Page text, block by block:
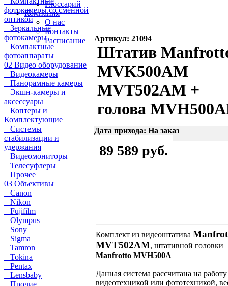
Глоссарий
Компания
О нас
Контакты
Расписание
фотокамеры со сменной
оптикой
Зеркальные
фотокамеры
Компактные
фотоаппараты
02 Видео оборудование
Видеокамеры
Панорамные камеры
Экшн-камеры и
аксессуары
Коптеры и
Комплектующие
Системы
стабилизации и
удержания
Видеомониторы
Телесуфлеры
Прочее
03 Объективы
Canon
Nikon
Fujifilm
Olympus
Sony
Sigma
Tamron
Tokina
Pentax
Lensbaby
Прочие
Артикул: 21094
Штатив
MVK500AM
MVT502AM +
голова
Дата прихода: На заказ
89 589 руб.
Комплект из видеоштатива
MVT502AM, штативной головки
Manfrotto MVH500A
Данная система рассчитана на
видеотехникой или фототехникой,